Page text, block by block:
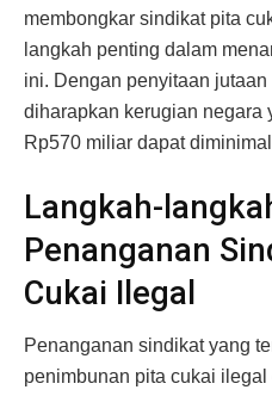
membongkar sindikat pita
langkah penting dalam
ini. Dengan penyitaan
diharapkan kerugian negara
Rp570 miliar dapat
Langkah-
Penanganan
Cukai Ilegal
Penanganan sindikat yang
penimbunan pita cukai